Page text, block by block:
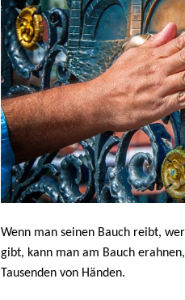
Wenn man seinen Bauch reibt,
gibt, kann man am Bauch
Tausenden von Händen.